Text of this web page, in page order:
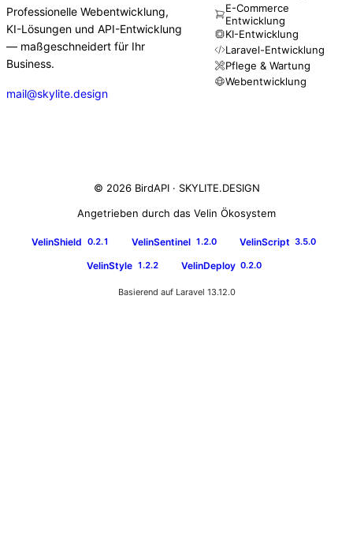
Professionelle Webentwicklung,
KI-Lösungen und API-Entwicklung
— maßgeschneidert für Ihr
Business.
mail@skylite.design
E-Commerce
Entwicklung
KI-Entwicklung
Laravel-Entwicklung
Pflege & Wartung
Webentwicklung
© 2026 BirdAPI · SKYLITE.DESIGN
Angetrieben durch das Velin Ökosystem
VelinShield 0.2.1 VelinSentinel 1.2.0 VelinScript 3.5.0
VelinStyle 1.2.2 VelinDeploy 0.2.0
Basierend auf Laravel 13.12.0